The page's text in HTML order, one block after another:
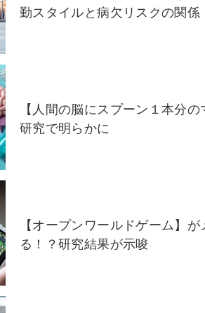
勤スタイルと病欠リスクの関係
【人間の脳にスプーン１本分
研究で明らかに
【オープンワールドゲーム】
る！？研究結果が示唆